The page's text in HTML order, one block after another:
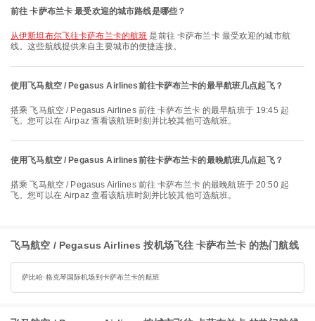
前往 卡萨布兰卡 最受欢迎的城市路线是哪些？
从伊斯坦布尔飞往卡萨布兰卡的航班 是前往 卡萨布兰卡 最受欢迎的城市航
线。这些航线提供来自主要城市的便捷连接。
使用飞马航空 / Pegasus Airlines前往卡萨布兰卡的最早航班几点起飞？
搭乘 飞马航空 / Pegasus Airlines 前往 卡萨布兰卡 的最早航班于 19:45 起
飞。您可以在 Airpaz 查看该航班时刻并比较其他可选航班。
使用飞马航空 / Pegasus Airlines前往卡萨布兰卡的最晚航班几点起飞？
搭乘 飞马航空 / Pegasus Airlines 前往 卡萨布兰卡 的最晚航班于 20:50 起
飞。您可以在 Airpaz 查看该航班时刻并比较其他可选航班。
飞马航空 / Pegasus Airlines 按机场飞往 卡萨布兰卡 的热门航线
萨比哈·格克琴国际机场到卡萨布兰卡的航班